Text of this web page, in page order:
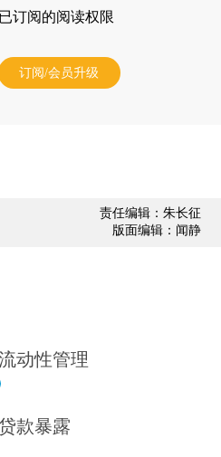
订阅的阅读权限
订阅/会员升级
责任编辑：朱长征
版面编辑：闻静
动性管理
款暴露